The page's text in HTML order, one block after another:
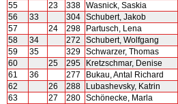
55
23 338 Wasnick, Saskia
56
33 304 Schubert, Jakob
57
24 298 Partusch, Lena
58
34 272 Schubert, Wolfgang
59
35 329 Schwarzer, Thomas
60
25 295 Kretzschmar, Denise
61
36 277 Bukau, Antal Richard
62
26 288 Lubashevsky, Katrin
63
27 280 Schönecke, Marla